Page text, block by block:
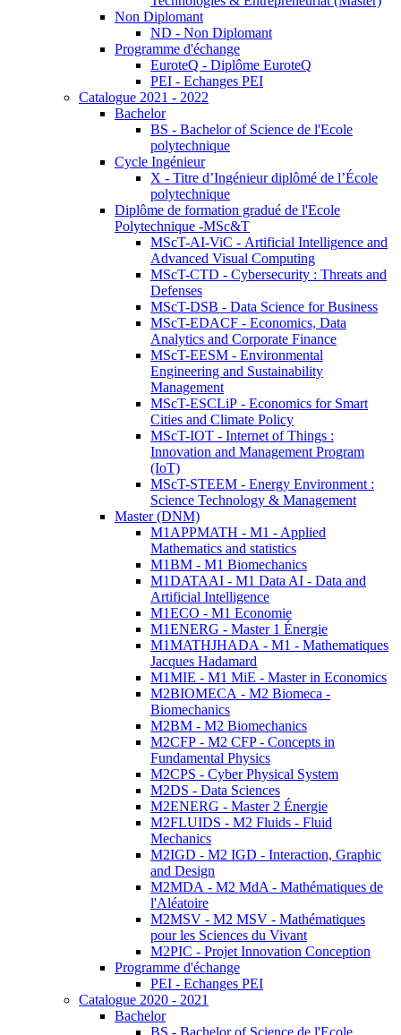
Non Diplomant
ND - Non Diplomant
Programme d'échange
EuroteQ - Diplôme EuroteQ
PEI - Echanges PEI
Catalogue 2021 - 2022
Bachelor
BS - Bachelor of Science de l'Ecole
polytechnique
Cycle Ingénieur
X - Titre d’Ingénieur diplômé de l’École
polytechnique
Diplôme de formation gradué de l'Ecole
Polytechnique -MSc&T
MScT-AI-ViC - Artificial Intelligence and
Advanced Visual Computing
MScT-CTD - Cybersecurity : Threats and
Defenses
MScT-DSB - Data Science for Business
MScT-EDACF - Economics, Data
Analytics and Corporate Finance
MScT-EESM - Environmental
Engineering and Sustainability
Management
MScT-ESCLiP - Economics for Smart
Cities and Climate Policy
MScT-IOT - Internet of Things :
Innovation and Management Program
(IoT)
MScT-STEEM - Energy Environment :
Science Technology & Management
Master (DNM)
M1APPMATH - M1 - Applied
Mathematics and statistics
M1BM - M1 Biomechanics
M1DATAAI - M1 Data AI - Data and
Artificial Intelligence
M1ECO - M1 Economie
M1ENERG - Master 1 Énergie
M1MATHJHADA - M1 - Mathematiques
Jacques Hadamard
M1MIE - M1 MiE - Master in Economics
M2BIOMECA - M2 Biomeca -
Biomechanics
M2BM - M2 Biomechanics
M2CFP - M2 CFP - Concepts in
Fundamental Physics
M2CPS - Cyber Physical System
M2DS - Data Sciences
M2ENERG - Master 2 Énergie
M2FLUIDS - M2 Fluids - Fluid
Mechanics
M2IGD - M2 IGD - Interaction, Graphic
and Design
M2MDA - M2 MdA - Mathématiques de
l'Aléatoire
M2MSV - M2 MSV - Mathématiques
pour les Sciences du Vivant
M2PIC - Projet Innovation Conception
Programme d'échange
PEI - Echanges PEI
Catalogue 2020 - 2021
Bachelor
BS - Bachelor of Science de l'Ecole